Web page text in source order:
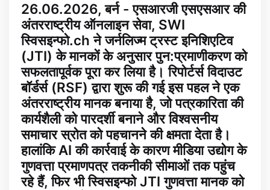
26.06.2026, बर्न - एसआरजी एसएसआर की
अंतरराष्ट्रीय ऑनलाइन सेवा, SWI
स्विसइन्फो.ch ने जर्नलिज्म ट्रस्ट इनिशिएटिव
(JTI) के मानकों के अनुसार पुन:प्रमाणीकरण को
सफलतापूर्वक पूरा कर लिया है। रिपोर्टर्स विदाउट
बॉर्डर्स (RSF) द्वारा शुरू की गई इस पहल ने एक
अंतरराष्ट्रीय मानक बनाया है, जो पत्रकारिता की
कार्यशैली को पारदर्शी बनाने और विश्वसनीय
समाचार स्रोत को पहचानने की क्षमता देता है।
हालांकि AI की कार्रवाई के कारण मीडिया उद्योग के
गुणवत्ता प्रमाणपत्र तकनीकी सीमाओं तक पहुंच
रहे हैं, फिर भी स्विसइन्फो JTI गुणवत्ता मानक को